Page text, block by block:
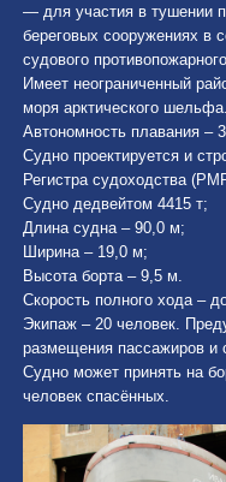
— для участия в тушении
береговых сооружениях в
судового
Имеет неограниченный
моря арктического шельфа.
Автономность плавания –
Судно проектируется и
Регистра судоходства
Судно дедвейтом 4415 т;
Длина судна – 90,0 м;
Ширина – 19,0 м;
Высота борта – 9,5 м.
Скорость полного хода –
Экипаж – 20 человек.
размещения пассажиров и
Судно может принять на
человек спасённых.